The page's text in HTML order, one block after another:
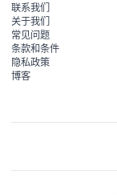
联系我们
关于我们
常见问题
条款和条件
隐私政策
博客